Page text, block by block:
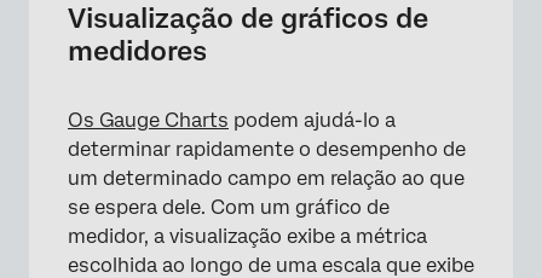
Visualização de gráficos de
medidores
Os Gauge Charts podem ajudá-lo a
determinar rapidamente o desempenho de
um determinado campo em relação ao que
se espera dele. Com um gráfico de
medidor, a visualização exibe a métrica
escolhida ao longo de uma escala que exibe